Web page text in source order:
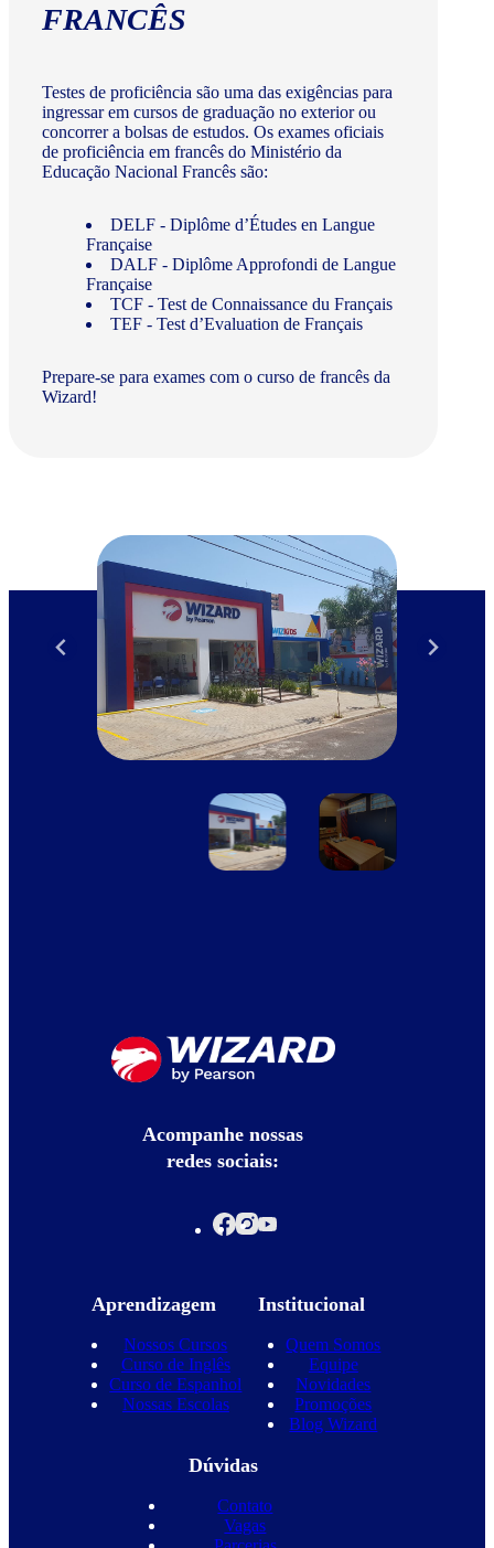
FRANCÊS
Testes de proficiência são uma das exigências para
ingressar em cursos de graduação no exterior ou
concorrer a bolsas de estudos. Os exames oficiais
de proficiência em francês do Ministério da
Educação Nacional Francês são:
DELF - Diplôme d’Études en Langue
Française
DALF - Diplôme Approfondi de Langue
Française
TCF - Test de Connaissance du Français
TEF - Test d’Evaluation de Français
Prepare-se para exames com o curso de francês da
Wizard!
Acompanhe nossas
redes sociais:
Aprendizagem
Nossos Cursos
Curso de Inglês
Curso de Espanhol
Nossas Escolas
Institucional
Quem Somos
Equipe
Novidades
Promoções
Blog Wizard
Dúvidas
Contato
Vagas